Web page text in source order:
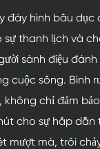
đáy hình bầu
sự thanh lịch và
sành điệu
cuộc sống. Bình
chỉ đảm
cho sự hấp dẫn
mượt mà, trôi